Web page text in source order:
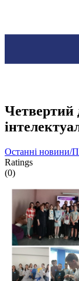
Четвертий
Останні новини/
Ratings
(0)